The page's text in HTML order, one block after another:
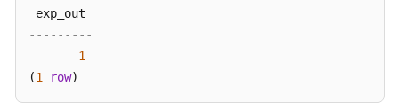
---------
1
(1 row